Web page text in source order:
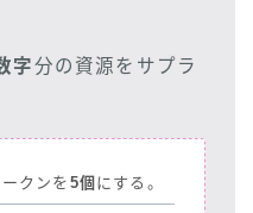
字分の資源をサプラ
クンを5個 にする。